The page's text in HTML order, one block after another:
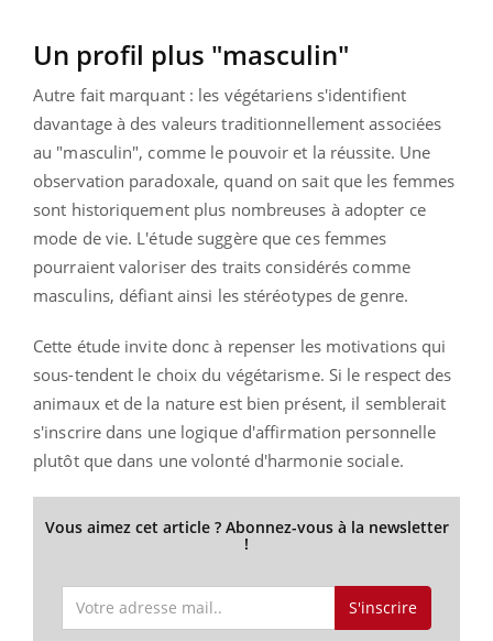
Un profil plus "masculin"
Autre fait marquant : les végétariens s'identifient
davantage à des valeurs traditionnellement associées
au "masculin", comme le pouvoir et la réussite. Une
observation paradoxale, quand on sait que les femmes
sont historiquement plus nombreuses à adopter ce
mode de vie. L'étude suggère que ces femmes
pourraient valoriser des traits considérés comme
masculins, défiant ainsi les stéréotypes de genre.
Cette étude invite donc à repenser les motivations qui
sous-tendent le choix du végétarisme. Si le respect des
animaux et de la nature est bien présent, il semblerait
s'inscrire dans une logique d'affirmation personnelle
plutôt que dans une volonté d'harmonie sociale.
Vous aimez cet article ? Abonnez-vous à la newsletter
!
S'inscrire